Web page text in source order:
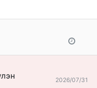
2026/07/31